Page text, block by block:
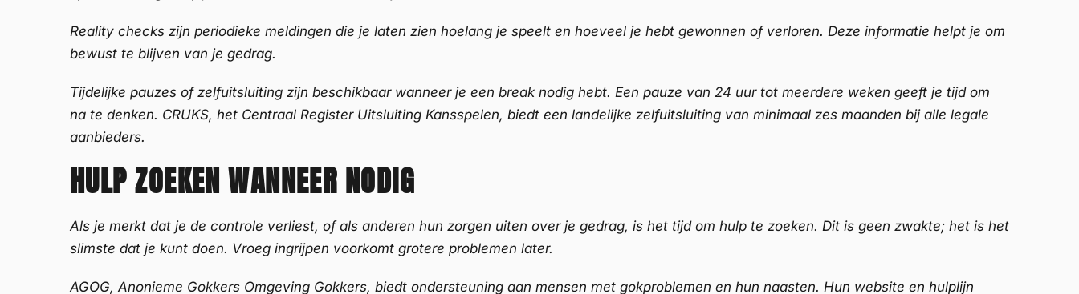
Reality checks zijn periodieke meldingen die je laten zien hoelang je speelt en hoeveel je hebt gewonnen of verloren. Deze informatie helpt je om
bewust te blijven van je gedrag.
Tijdelijke pauzes of zelfuitsluiting zijn beschikbaar wanneer je een break nodig hebt. Een pauze van 24 uur tot meerdere weken geeft je tijd om
na te denken. CRUKS, het Centraal Register Uitsluiting Kansspelen, biedt een landelijke zelfuitsluiting van minimaal zes maanden bij alle legale
aanbieders.
HULP ZOEKEN WANNEER NODIG
Als je merkt dat je de controle verliest, of als anderen hun zorgen uiten over je gedrag, is het tijd om hulp te zoeken. Dit is geen zwakte; het is het
slimste dat je kunt doen. Vroeg ingrijpen voorkomt grotere problemen later.
AGOG, Anonieme Gokkers Omgeving Gokkers, biedt ondersteuning aan mensen met gokproblemen en hun naasten. Hun website en hulplijn